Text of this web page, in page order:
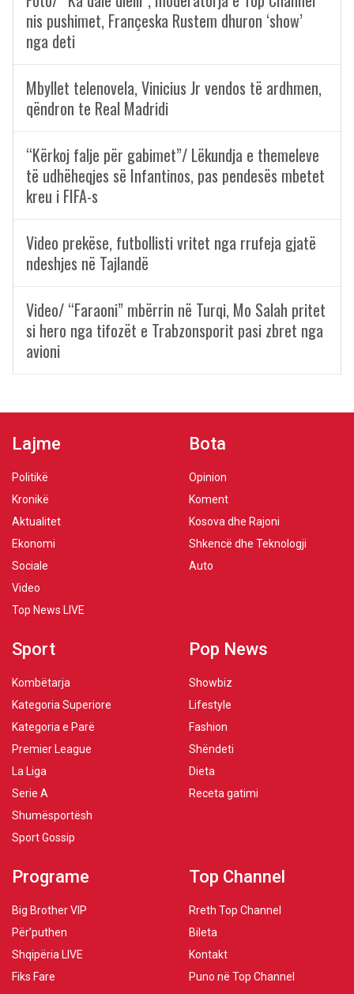
nis pushimet, Françeska Rustem dhuron ‘show’
nga deti
Mbyllet telenovela, Vinicius Jr vendos të ardhmen,
qëndron te Real Madridi
“Kërkoj falje për gabimet”/ Lëkundja e themeleve
të udhëheqjes së Infantinos, pas pendesës mbetet
kreu i FIFA-s
Video prekëse, futbollisti vritet nga rrufeja gjatë
ndeshjes në Tajlandë
Video/ “Faraoni” mbërrin në Turqi, Mo Salah pritet
si hero nga tifozët e Trabzonsporit pasi zbret nga
avioni
Lajme
Politikë
Kronikë
Aktualitet
Ekonomi
Sociale
Video
Top News LIVE
Bota
Opinion
Koment
Kosova dhe Rajoni
Shkencë dhe Teknologji
Auto
Sport
Kombëtarja
Kategoria Superiore
Kategoria e Parë
Premier League
La Liga
Serie A
Shumësportësh
Sport Gossip
Pop News
Showbiz
Lifestyle
Fashion
Shëndeti
Dieta
Receta gatimi
Programe
Big Brother VIP
Për’puthen
Shqipëria LIVE
Fiks Fare
Top Channel
Rreth Top Channel
Bileta
Kontakt
Puno në Top Channel